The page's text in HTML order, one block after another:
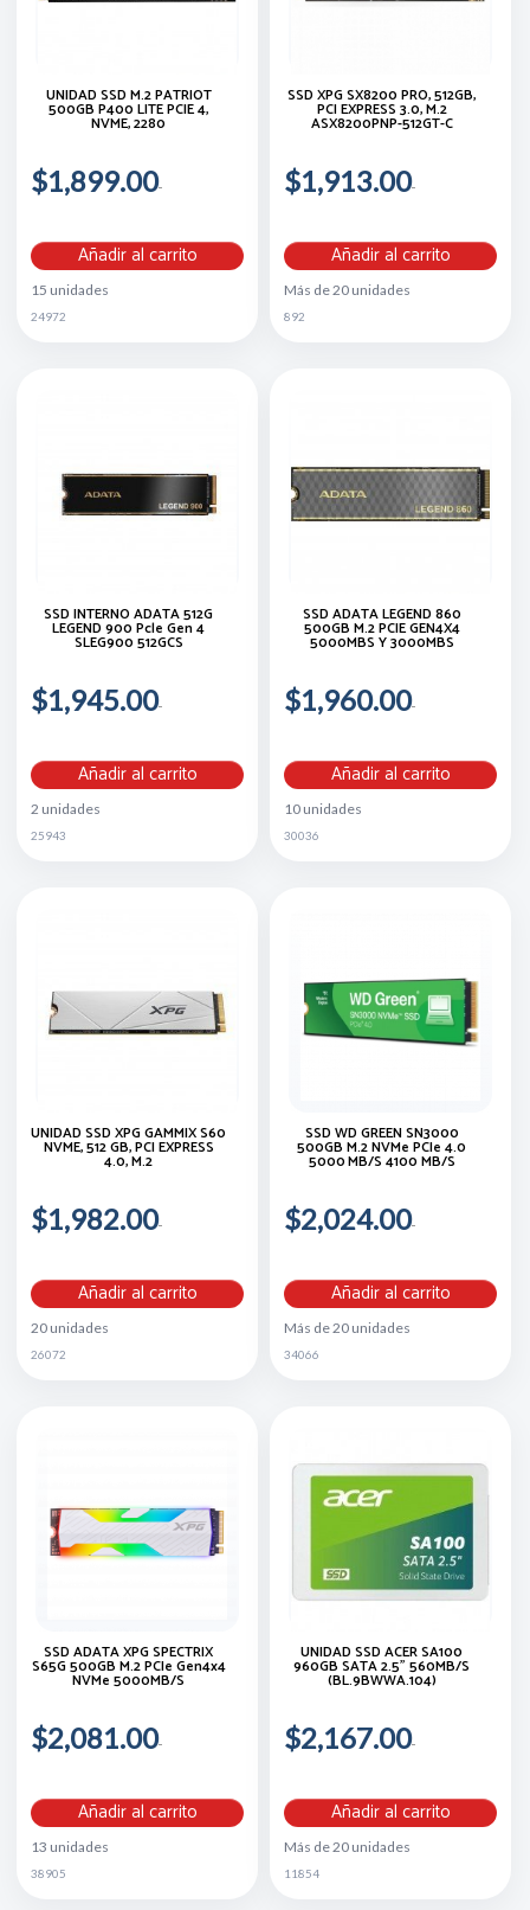
UNIDAD SSD M.2 PATRIOT
500GB P400 LITE PCIE 4,
NVME, 2280
$1,899.00
Añadir al carrito
15 unidades
24972
SSD XPG SX8200 PRO, 512GB,
PCI EXPRESS 3.0, M.2
ASX8200PNP-512GT-C
$1,913.00
Añadir al carrito
Más de 20 unidades
892
SSD INTERNO ADATA 512G
LEGEND 900 Pcle Gen 4
SLEG900 512GCS
$1,945.00
Añadir al carrito
2 unidades
25943
SSD ADATA LEGEND 860
500GB M.2 PCIE GEN4X4
5000MBS Y 3000MBS
$1,960.00
Añadir al carrito
10 unidades
30036
UNIDAD SSD XPG GAMMIX S60
NVME, 512 GB, PCI EXPRESS
4.0, M.2
$1,982.00
Añadir al carrito
20 unidades
26072
SSD WD GREEN SN3000
500GB M.2 NVMe PCIe 4.0
5000 MB/s 4100 MB/s
$2,024.00
Añadir al carrito
Más de 20 unidades
34066
SSD ADATA XPG SPECTRIX
S65G 500GB M.2 PCIe Gen4x4
NVMe 5000MB/s
$2,081.00
Añadir al carrito
13 unidades
38905
UNIDAD SSD ACER SA100
960GB SATA 2.5" 560MB/S
(BL.9BWWA.104)
$2,167.00
Añadir al carrito
Más de 20 unidades
11854